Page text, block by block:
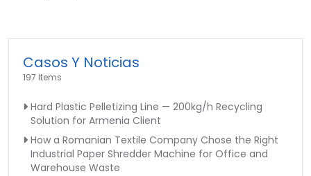
Casos Y Noticias
197 Items
Hard Plastic Pelletizing Line — 200kg/h Recycling
Solution for Armenia Client
How a Romanian Textile Company Chose the Right
Industrial Paper Shredder Machine for Office and
Warehouse Waste